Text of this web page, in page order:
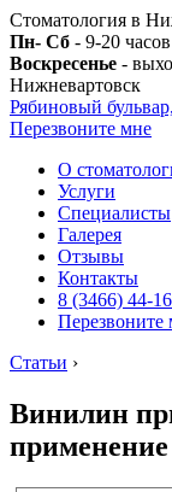
Стоматология в
Пн- Сб - 9-20 часов
Воскресенье -
Нижневартовск
Рябиновый
Перезвоните мне
О
Услуги
Специалисты
Галерея
Отзывы
Контакты
8 (3466) 44-
Перезвоните
Статьи ›
Винилин
применение